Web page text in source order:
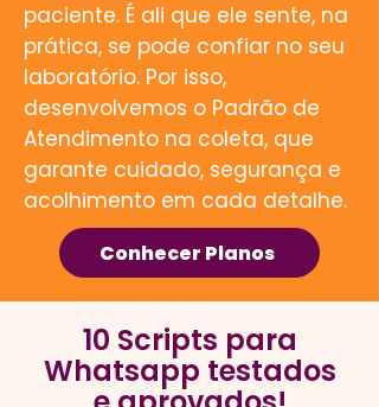
paciente. É ali que ele sente, na
prática, se pode confiar no seu
laboratório. Por isso,
desenvolvemos o Padrão de
Atendimento na coleta, que
garante cuidado, segurança e
acolhimento em cada detalhe.
Conhecer Planos
10 Scripts para
Whatsapp testados